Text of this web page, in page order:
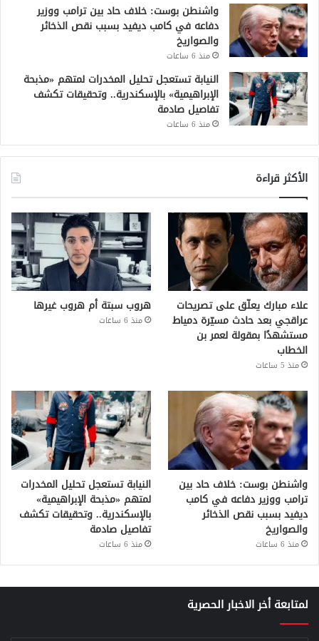
واشنطن بوست: خلاف حاد بين ترامب ووزير
دفاعه في كامب ديفيد بسبب نقص الذخائر
والصواريخ
منذ 6 ساعات
النيابة تستعجل تحليل المخدرات لمتهم «مذبحة
الإبراهيمية» بالإسكندرية.. وتحقيقات تكشف
تفاصيل صادمة
منذ 6 ساعات
الأكثر قراءة
علاء مبارك يعلّق على تصريحات
عراقجي بعد حادث مسيّرة دمياط
مستشهدًا بمقولة لعمر بن
الخطاب
منذ 5 ساعات
هروب سبتة أم هروب غيرها
منذ 6 ساعات
واشنطن بوست: خلاف حاد بين
ترامب ووزير دفاعه في كامب
ديفيد بسبب نقص الذخائر
والصواريخ
منذ 6 ساعات
النيابة تستعجل تحليل المخدرات
لمتهم «مذبحة الإبراهيمية»
بالإسكندرية.. وتحقيقات تكشف
تفاصيل صادمة
منذ 6 ساعات
لمتابعة أخر الاخبار الحصرية